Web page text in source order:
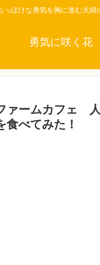
っぽけな勇気を胸に進む夫婦
勇気に咲く花
ァームカフェ
食べてみた！